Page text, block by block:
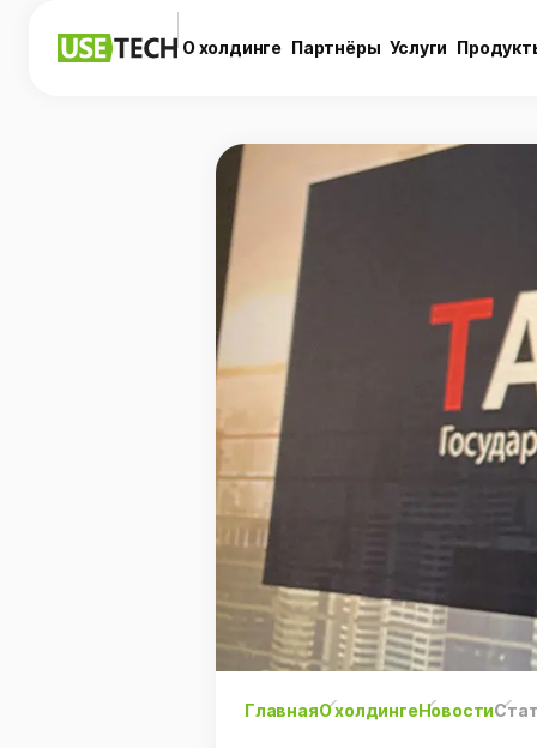
О холдинге Партнёры Услуги
ГлавнаяО холдингеНовости